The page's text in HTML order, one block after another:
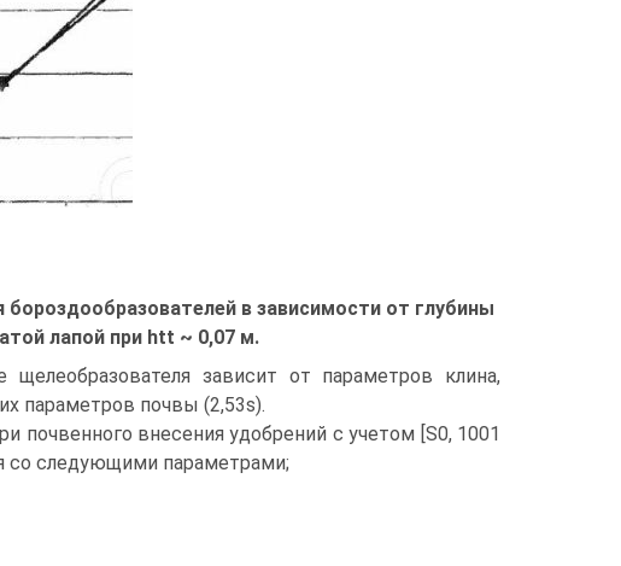
в зависимости от глубины
лапой при htt ~ 0,07 м.
зависит от параметров клина,
параметров почвы (2,53s).
почвенного внесения удобрений с учетом [S0, 1001
со следующими параметрами;